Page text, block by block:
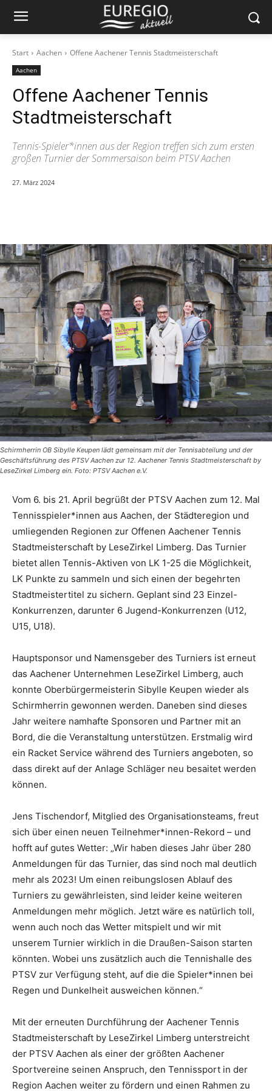
Start Aachen Offene Aachener Tennis Stadtmeisterschaft
Aachen
Offene Aachener Tennis
Stadtmeisterschaft
Tennis-Spieler*innen aus der Region treffen sich zum ersten
großen Turnier der Sommersaison beim PTSV Aachen
27. März 2024
Schirmherrin OB Sibylle Keupen lädt gemeinsam mit der Tennisabteilung und der
Geschäftsführung des PTSV Aachen zur 12. Aachener Tennis Stadtmeisterschaft by
LeseZirkel Limberg ein. Foto: PTSV Aachen e.V.
Vom 6. bis 21. April begrüßt der PTSV Aachen zum 12. Mal
Tennisspieler*innen aus Aachen, der Städteregion und
umliegenden Regionen zur Offenen Aachener Tennis
Stadtmeisterschaft by LeseZirkel Limberg. Das Turnier
bietet allen Tennis-Aktiven von LK 1-25 die Möglichkeit,
LK Punkte zu sammeln und sich einen der begehrten
Stadtmeistertitel zu sichern. Geplant sind 23 Einzel-
Konkurrenzen, darunter 6 Jugend-Konkurrenzen (U12,
U15, U18).
Hauptsponsor und Namensgeber des Turniers ist erneut
das Aachener Unternehmen LeseZirkel Limberg, auch
konnte Oberbürgermeisterin Sibylle Keupen wieder als
Schirmherrin gewonnen werden. Daneben sind dieses
Jahr weitere namhafte Sponsoren und Partner mit an
Bord, die die Veranstaltung unterstützen. Erstmalig wird
ein Racket Service während des Turniers angeboten, so
dass direkt auf der Anlage Schläger neu besaitet werden
können.
Jens Tischendorf, Mitglied des Organisationsteams, freut
sich über einen neuen Teilnehmer*innen-Rekord – und
hofft auf gutes Wetter: „Wir haben dieses Jahr über 280
Anmeldungen für das Turnier, das sind noch mal deutlich
mehr als 2023! Um einen reibungslosen Ablauf des
Turniers zu gewährleisten, sind leider keine weiteren
Anmeldungen mehr möglich. Jetzt wäre es natürlich toll,
wenn auch noch das Wetter mitspielt und wir mit
unserem Turnier wirklich in die Draußen-Saison starten
könnten. Wobei uns zusätzlich auch die Tennishalle des
PTSV zur Verfügung steht, auf die die Spieler*innen bei
Regen und Dunkelheit ausweichen können.“
Mit der erneuten Durchführung der Aachener Tennis
Stadtmeisterschaft by LeseZirkel Limberg unterstreicht
der PTSV Aachen als einer der größten Aachener
Sportvereine seinen Anspruch, den Tennissport in der
Region Aachen weiter zu fördern und einen Rahmen zu